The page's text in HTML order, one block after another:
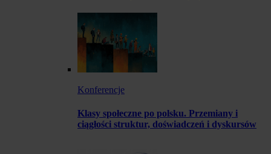
Konferencje
Klasy społeczne po polsku. Przemiany i
ciągłości struktur, doświadczeń i dyskursów